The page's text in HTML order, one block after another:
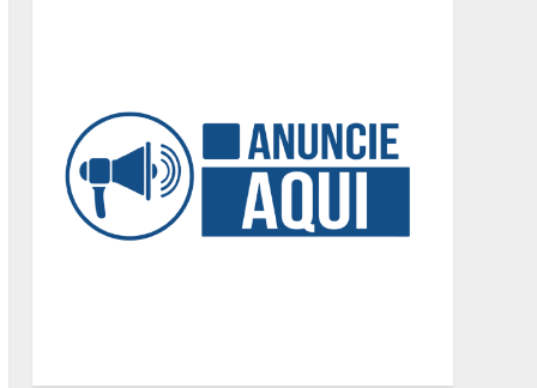
5
Dinheiro não basta:
mulheres revelam quais
características realmente